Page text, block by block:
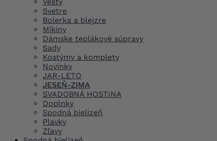
Svetre
Bolerka a blejzre
Mikiny
Dámske teplákové súpravy
Sady
Kostýmy a komplety
Novinky
JAR-LETO
JESEŇ-ZIMA
SVADOBNÁ HOSTINA
Doplnky
Spodná bielizeň
Plavky
Zľavy